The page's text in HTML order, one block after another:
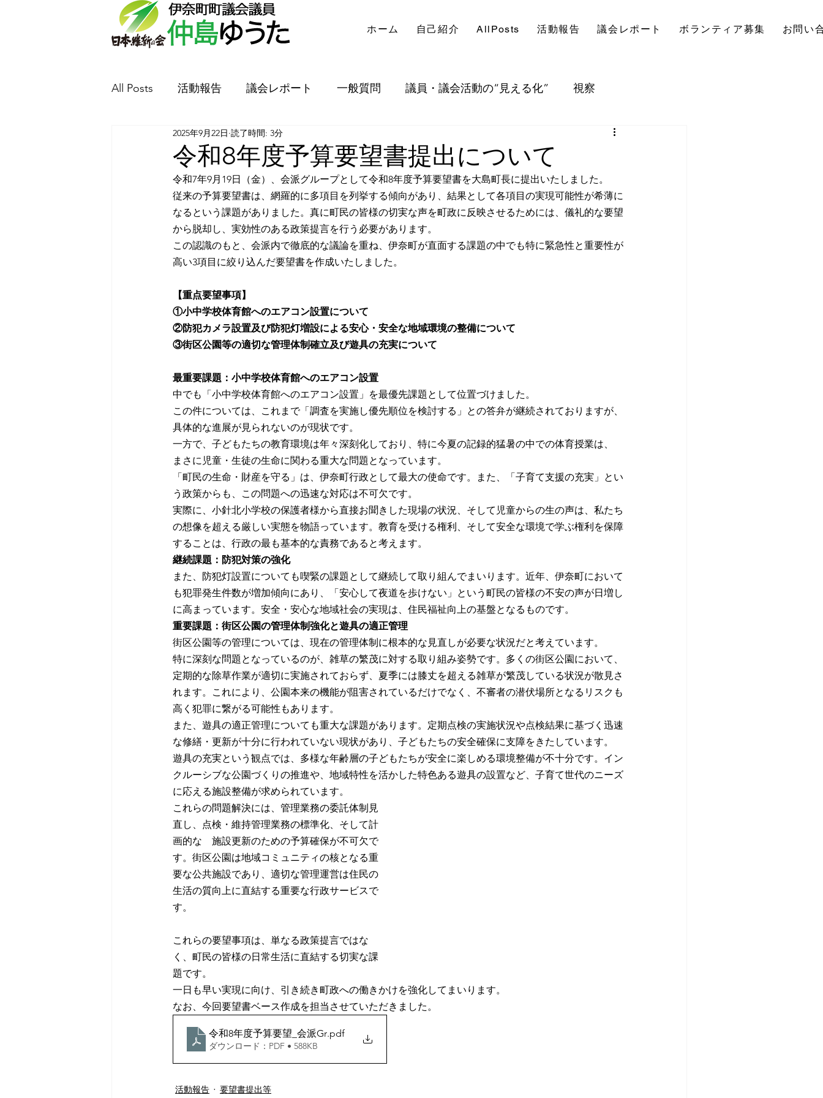
ホーム 自己紹介 AllPosts 活動報告 議会レポート ボランティア募集 お問い
All Posts 活動報告 議会レポート 一般質問 議員・議会活動の“見える化” 視察
防犯丸山新聞 要望書提出等
令和8年度予算要望書提出について
2025年9月22日 読了時間: 3分
令和7年9月19日（金）、会派グループとして令和8年度予算要望書を大島町長に提出いたしました。
従来の予算要望書は、網羅的に多項目を列挙する傾向があり、結果として各項目の実現可能性が希薄に
なるという課題がありました。真に町民の皆様の切実な声を町政に反映させるためには、儀礼的な要望
から脱却し、実効性のある政策提言を行う必要があります。
この認識のもと、会派内で徹底的な議論を重ね、伊奈町が直面する課題の中でも特に緊急性と重要性が
高い3項目に絞り込んだ要望書を作成いたしました。
【重点要望事項】
①小中学校体育館へのエアコン設置について
②防犯カメラ設置及び防犯灯増設による安心・安全な地域環境の整備について
③街区公園等の適切な管理体制確立及び遊具の充実について
最重要課題：小中学校体育館へのエアコン設置
中でも「小中学校体育館へのエアコン設置」を最優先課題として位置づけました。
この件については、これまで「調査を実施し優先順位を検討する」との答弁が継続されておりますが、
具体的な進展が見られないのが現状です。
一方で、子どもたちの教育環境は年々深刻化しており、特に今夏の記録的猛暑の中での体育授業は、
まさに児童・生徒の生命に関わる重大な問題となっています。
「町民の生命・財産を守る」は、伊奈町行政として最大の使命です。また、「子育て支援の充実」とい
う政策からも、この問題への迅速な対応は不可欠です。
実際に、小針北小学校の保護者様から直接お聞きした現場の状況、そして児童からの生の声は、私たち
の想像を超える厳しい実態を物語っています。教育を受ける権利、そして安全な環境で学ぶ権利を保障
することは、行政の最も基本的な責務であると考えます。
継続課題：防犯対策の強化
また、防犯灯設置についても喫緊の課題として継続して取り組んでまいります。近年、伊奈町において
も犯罪発生件数が増加傾向にあり、「安心して夜道を歩けない」という町民の皆様の不安の声が日増し
に高まっています。安全・安心な地域社会の実現は、住民福祉向上の基盤となるものです。
重要課題：街区公園の管理体制強化と遊具の適正管理
街区公園等の管理については、現在の管理体制に根本的な見直しが必要な状況だと考えています。
特に深刻な問題となっているのが、雑草の繁茂に対する取り組み姿勢です。多くの街区公園において、
定期的な除草作業が適切に実施されておらず、夏季には膝丈を超える雑草が繁茂している状況が散見さ
れます。これにより、公園本来の機能が阻害されているだけでなく、不審者の潜伏場所となるリスクも
高く犯罪に繋がる可能性もあります。
また、遊具の適正管理についても重大な課題があります。定期点検の実施状況や点検結果に基づく迅速
な修繕・更新が十分に行われていない現状があり、子どもたちの安全確保に支障をきたしています。
遊具の充実という観点では、多様な年齢層の子どもたちが安全に楽しめる環境整備が不十分です。イン
クルーシブな公園づくりの推進や、地域特性を活かした特色ある遊具の設置など、子育て世代のニーズ
に応える施設整備が求められています。
これらの問題解決には、管理業務の委託体制見
直し、点検・維持管理業務の標準化、そして計
画的な　施設更新のための予算確保が不可欠で
す。街区公園は地域コミュニティの核となる重
要な公共施設であり、適切な管理運営は住民の
生活の質向上に直結する重要な行政サービスで
す。
これらの要望事項は、単なる政策提言ではな
く、町民の皆様の日常生活に直結する切実な課
題です。
一日も早い実現に向け、引き続き町政への働きかけを強化してまいります。
なお、今回要望書ベース作成を担当させていただきました。
令和8年度予算要望_会派Gr.pdf
ダウンロード：PDF • 588KB
活動報告 要望書提出等